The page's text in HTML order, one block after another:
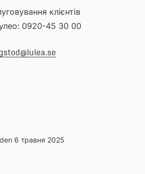
клієнтів
0920-45 30 00
6 травня 2025